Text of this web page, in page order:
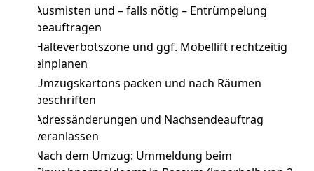
Ausmisten und – falls nötig – Entrümpelung
beauftragen
Halteverbotszone und ggf. Möbellift rechtzeitig
einplanen
Umzugskartons packen und nach Räumen
beschriften
Adressänderungen und Nachsendeauftrag
veranlassen
Nach dem Umzug: Ummeldung beim